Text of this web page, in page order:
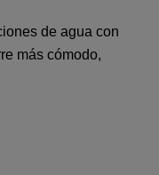
de agua con
más cómodo,